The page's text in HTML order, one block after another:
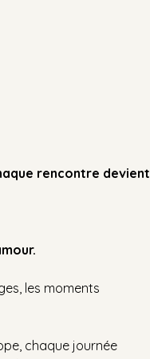
rencontre devient
les moments
chaque journée